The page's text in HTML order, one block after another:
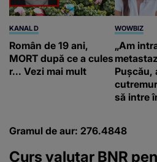
KANAL D
Român de 19 ani,
MORT după ce a cules
r... Vezi mai mult
WOWBIZ
„Am
Pușcău,
să intre
fanilor
Gramul de aur: 276.4848
Curs valutar BNR